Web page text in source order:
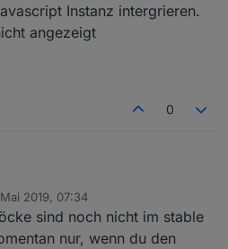
Instanz intergrieren.
angezeigt
0
Wie kann ich diesen
jetzt in meine Javascript Instanz
wird bei mir leider nicht angezeigt
Mai 2019, 07:34
sind noch nicht im stable
nur, wenn du den